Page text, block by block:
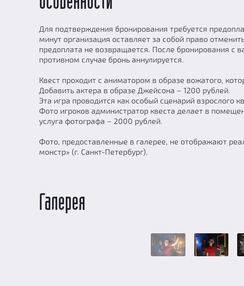
Для подтверждения бронирования требуется
минут организация оставляет за собой право
предоплата не возвращается. После бронирования с
противном случае бронь аннулируется.
Квест проходит с аниматором в образе вожатого,
Добавить актера в образе Джейсона – 1200 рублей.
Эта игра проводится как особый сценарий взрослого
Фото игроков администратор квеста делает в
услуга фотографа – 2000 рублей.
Фото, предоставленные в галерее, не отображают
монстр» (г. Санкт-Петербург).
Галерея